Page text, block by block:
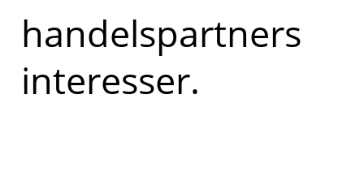
handelspartners
interesser.